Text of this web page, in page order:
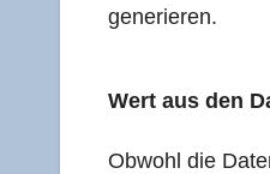
generieren.
Wert aus den
Obwohl die